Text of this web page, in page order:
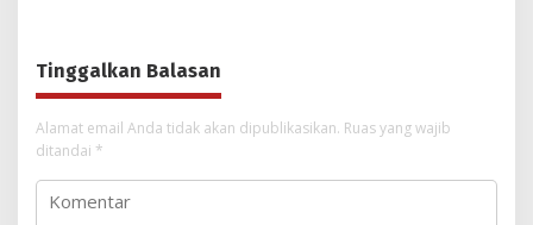
Tinggalkan Balasan
Alamat email Anda tidak akan dipublikasikan. Ruas yang wajib
ditandai *